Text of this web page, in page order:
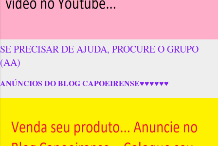
SE PRECISAR DE AJUDA, PROCURE O GRUPO
(AA)
ANÚNCIOS DO BLOG CAPOEIRENSE♥♥♥♥♥♥